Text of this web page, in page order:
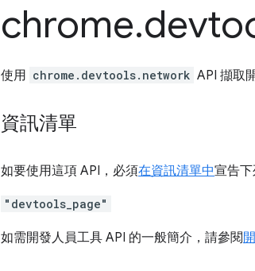
chrome.
使用 chrome.devtools.network API 擷取
資訊清單
如要使用這項 API，必須在資訊清單中宣告下
"devtools_page"
如需開發人員工具 API 的一般簡介，請參閱